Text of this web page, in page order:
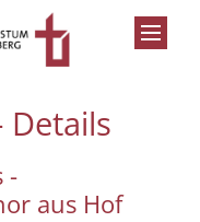
Details
-
aus Hof